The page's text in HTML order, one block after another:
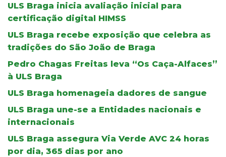
ULS Braga inicia avaliação inicial para
certificação digital HIMSS
ULS Braga recebe exposição que celebra as
tradições do São João de Braga
Pedro Chagas Freitas leva “Os Caça-Alfaces”
à ULS Braga
ULS Braga homenageia dadores de sangue
ULS Braga une-se a Entidades nacionais e
internacionais
ULS Braga assegura Via Verde AVC 24 horas
por dia, 365 dias por ano